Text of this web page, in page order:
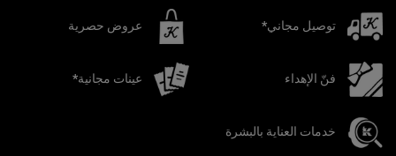
توصيل مجاني* عروض حصرية
فنّ الإهداء عينات مجانية*
خدمات العناية بالبشرة